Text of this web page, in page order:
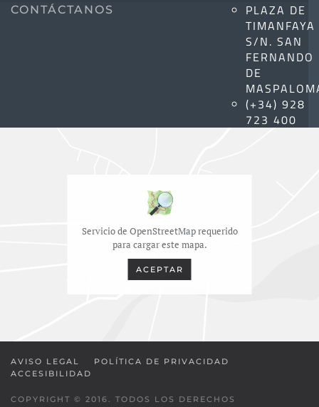
CONTÁCTANOS
PLAZA DE
TIMANFAYA
S/N. SAN
FERNANDO
DE
(+34) 928
723 400
Servicio de OpenStreetMap requerido
para cargar este mapa.
ACEPTAR
AVISO LEGAL
POLÍTICA DE PRIVACIDAD
ACCESIBILIDAD
COPYRIGHT © 2016. TODOS LOS DERECHOS